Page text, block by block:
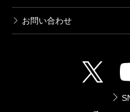
お問い合わせ